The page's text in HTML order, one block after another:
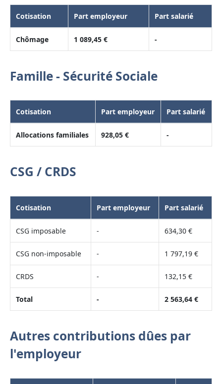
Cotisation Part employeur Part salarié
Chômage 1 089,45 € -
Famille - Sécurité Sociale
Cotisation Part employeur Part salarié
Allocations familiales 928,05 € -
CSG / CRDS
Cotisation Part employeur Part salarié
CSG imposable - 634,30 €
CSG non-imposable - 1 797,19 €
CRDS - 132,15 €
Total - 2 563,64 €
Autres contributions dûes par
l'employeur